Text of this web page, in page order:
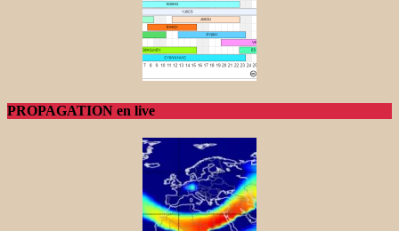
PROPAGATION en live